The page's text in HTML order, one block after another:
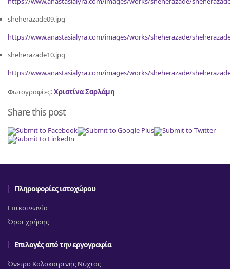
sheherazade09.jpg
https://www.anastasialyra.com/images/works/sheherazade/
sheherazade10.jpg
https://www.anastasialyra.com/images/works/sheherazade/
Φωτογραφίες: Χριστίνα Σαρλάμη
Share this post
Πληροφορίες ιστοχώρου
Επικοινωνία
Όροι χρήσης
Επιλογές από την εργογραφία
Όνειρο Καλοκαιρινής Νύχτας